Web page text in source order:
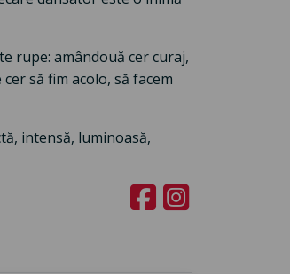
rupe: amândouă cer curaj,
să fim acolo, să facem
intensă, luminoasă,